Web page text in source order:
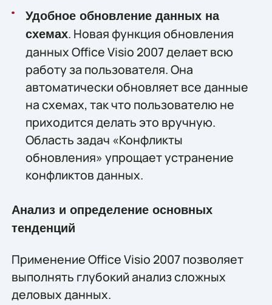
Удобное обновление данных на
схемах. Новая функция обновления
данных Office Visio 2007 делает всю
работу за пользователя. Она
автоматически обновляет все данные
на схемах, так что пользователю не
приходится делать это вручную.
Область задач «Конфликты
обновления» упрощает устранение
конфликтов данных.
Анализ и определение основных
тенденций
Применение Office Visio 2007 позволяет
выполнять глубокий анализ сложных
деловых данных.